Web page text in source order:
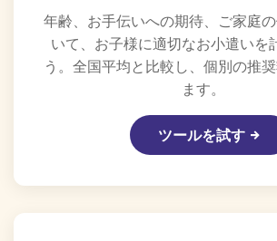
年齢、お手伝いへの期待、ご家庭
いて、お子様に適切なお小遣いを
う。全国平均と比較し、個別の推
ます。
ツールを試す